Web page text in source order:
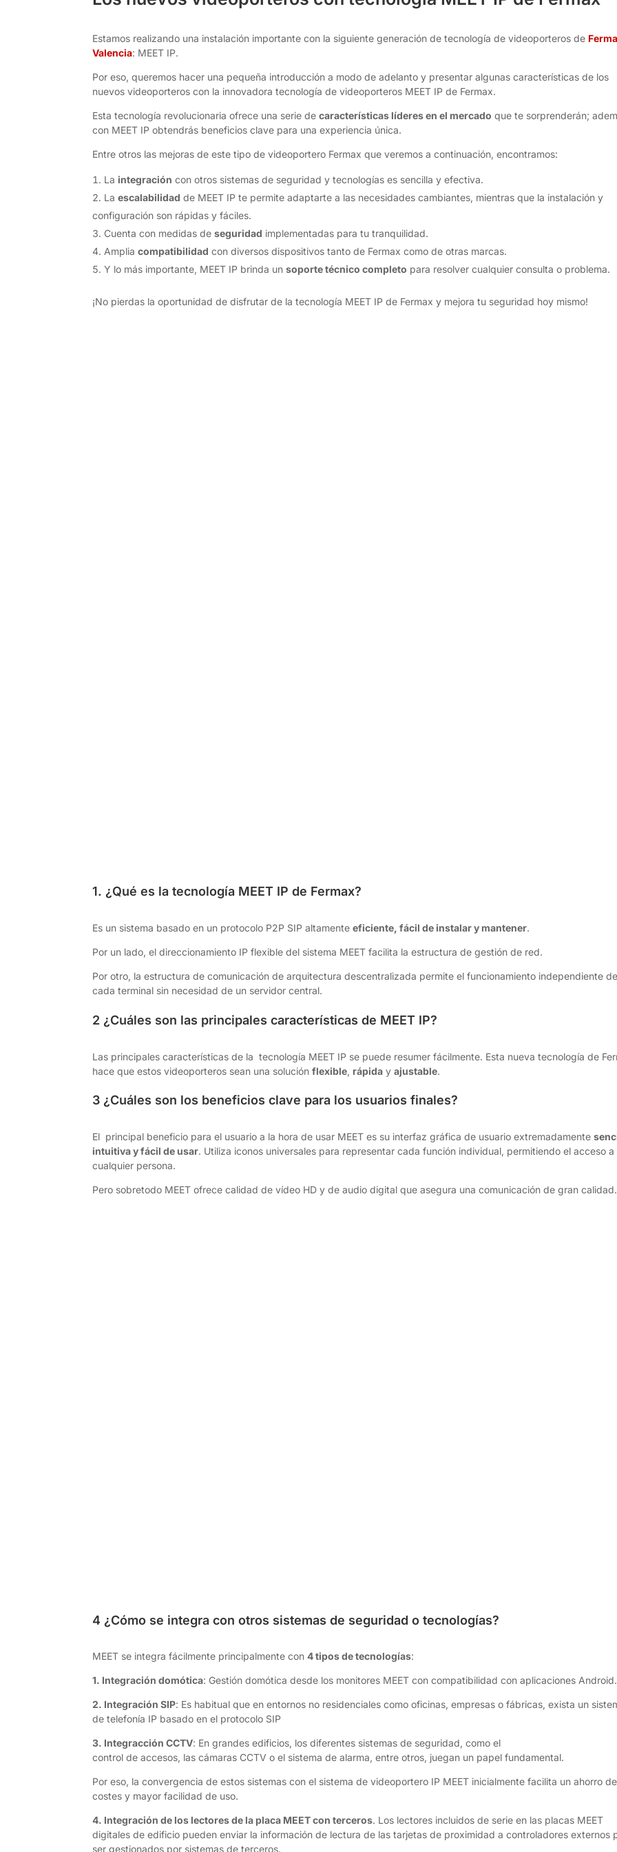
Estamos realizando una instalación importante con la siguiente generación de tecnología de videoporteros de
Valencia: MEET IP.
Por eso, queremos hacer una pequeña introducción a modo de adelanto y presentar algunas características de los
nuevos videoporteros con la innovadora tecnología de videoporteros MEET IP de Fermax.
Esta tecnología revolucionaria ofrece una serie decaracterísticas líderes en el mercado que te sorprenderán;
con MEET IP obtendrás beneficios clave para una experiencia única.
Entre otros las mejoras de este tipo de videoportero Fermax que veremos a continuación, encontramos:
La integración con otros sistemas de seguridad y tecnologías es sencilla y efectiva.
Laescalabilidad de MEET IP te permite adaptarte a las necesidades cambiantes, mientras que la instalación y
configuración son rápidas y fáciles.
Cuenta con medidas deseguridad implementadas para tu tranquilidad.
Ampliacompatibilidad con diversos dispositivos tanto de Fermax como de otras marcas.
Y lo más importante, MEET IP brinda unsoporte técnico completo para resolver cualquier consulta o problema.
¡No pierdas la oportunidad de disfrutar de la tecnología MEET IP de Fermax y mejora tu seguridad hoy mismo!
1. ¿Qué es la tecnología MEET IP de Fermax?
Es un sistema basado en un protocolo P2P SIP altamenteeficiente, fácil de instalar y mantener.
Por un lado, el direccionamiento IP flexible del sistema MEET facilita la estructura de gestión de red.
Por otro, la estructura de comunicación de arquitectura descentralizada permite el funcionamiento independiente de
cada terminal sin necesidad de un servidor central.
2 ¿Cuáles son las principales características de MEET IP?
Las principales características de la tecnología MEET IP se puede resumer fácilmente. Esta nueva tecnología de
hace que estos videoporteros sean una soluciónflexible, rápida yajustable.
3 ¿Cuáles son los beneficios clave para los usuarios finales?
El principal beneficio para el usuario a la hora de usar MEET es su interfaz gráfica de usuario extremadamente
intuitiva y fácil de usar. Utiliza iconos universales para representar cada función individual, permitiendo el acceso a
cualquier persona.
Pero sobretodo MEET ofrece calidad de vídeo HD y de audio digital que asegura una comunicación de gran calidad.
4 ¿Cómo se integra con otros sistemas de seguridad o tecnologías?
MEET se integra fácilmente principalmente con4 tipos de tecnologías:
1. Integración domótica: Gestión domótica desde los monitores MEET con compatibilidad con aplicaciones Android.
2. Integración SIP: Es habitual que en entornos no residenciales como oficinas, empresas o fábricas, exista un
de telefonía IP basado en el protocolo SIP
3. Integracción CCTV: En grandes edificios, los diferentes sistemas de seguridad, como el
control de accesos, las cámaras CCTV o el sistema de alarma, entre otros, juegan un papel fundamental.
Por eso, la convergencia de estos sistemas con el sistema de videoportero IP MEET inicialmente facilita un ahorro de
costes y mayor facilidad de uso.
4. Integración de los lectores de la placa MEET con terceros. Los lectores incluidos de serie en las placas MEET
digitales de edificio pueden enviar la información de lectura de las tarjetas de proximidad a controladores externos
ser gestionados por sistemas de terceros.